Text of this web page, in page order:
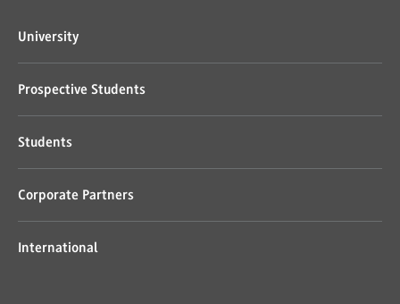
University
Prospective Students
Students
Corporate Partners
International